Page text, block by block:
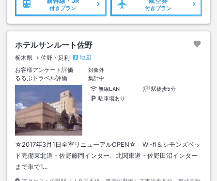
付きプラン 付きプラン
ホテルサンルート佐野
栃木県 佐野・足利
地図
お客様アンケート評価
対象外
るるぶトラベル評価
集計中
無線LAN
駅徒歩5分
駐車場あり
☆2017年3月1日全室リニューアルOPEN☆ Wi-fi＆シモンズベッ
ド完備東北道・佐野藤岡インター、北関東道・佐野田沼インター
まで車で1…